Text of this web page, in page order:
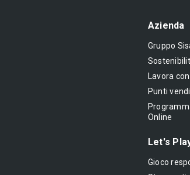
Azienda
Gruppo
Lavora
Punti
Online
Let's
Gioco